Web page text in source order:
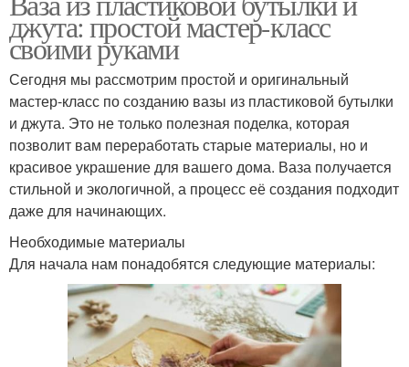
джута: простой мастер-класс
своими руками
Сегодня мы рассмотрим простой и оригинальный
мастер-класс по созданию вазы из пластиковой бутылки
и джута. Это не только полезная поделка, которая
позволит вам переработать старые материалы, но и
красивое украшение для вашего дома. Ваза получается
стильной и экологичной, а процесс её создания подходит
даже для начинающих.
Необходимые материалы
Для начала нам понадобятся следующие материалы: